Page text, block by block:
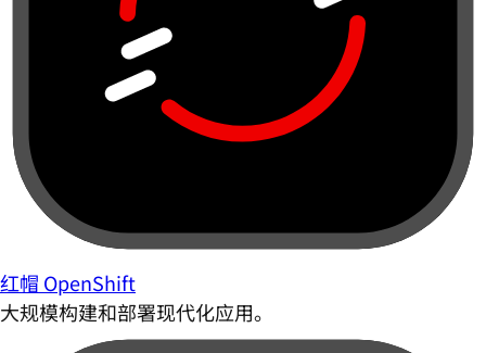
红帽 OpenShift
大规模构建和部署现代化应用。